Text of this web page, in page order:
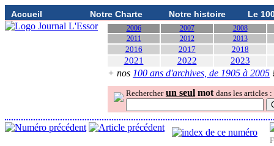
Accueil Notre Charte Notre histoire Le
2006 2007
2008
2011
2012 2013
2016 2017 2018
2021 2022 2023
+ nos 100 ans d'archives, de 1905 à 2005
Rechercher un seul mot dans les articles :